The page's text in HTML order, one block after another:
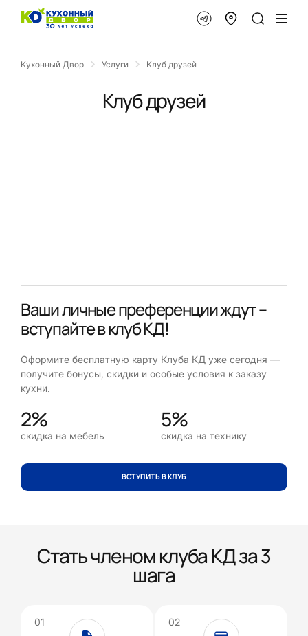
Кухонный Двор Услуги Клуб друзей
Клуб друзей
Ваши личные преференции ждут –
вступайте в клуб КД!
Оформите бесплатную карту Клуба КД уже сегодня —
получите бонусы, скидки и особые условия к заказу
кухни.
2%
скидка на мебель
5%
скидка на технику
ВСТУПИТЬ В КЛУБ
Стать членом клуба КД за 3
шага